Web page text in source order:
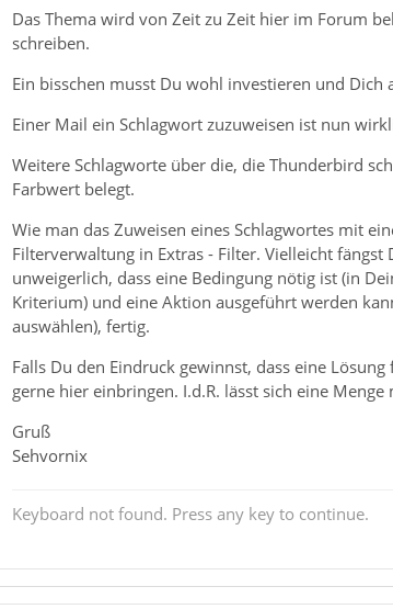
Das Thema wird von Zeit zu Zeit hier im Forum
schreiben.
Ein bisschen musst Du wohl investieren und
Einer Mail ein Schlagwort zuzuweisen ist nun
Weitere Schlagworte über die, die Thunderbird
Farbwert belegt.
Wie man das Zuweisen eines Schlagwortes mit
Filterverwaltung in Extras - Filter. Vielleicht
unweigerlich, dass eine Bedingung nötig ist (in
Kriterium) und eine Aktion ausgeführt werden
auswählen), fertig.
Falls Du den Eindruck gewinnst, dass eine
gerne hier einbringen. I.d.R. lässt sich eine
Gruß
Sehvornix
Keyboard not found. Press any key to continue.